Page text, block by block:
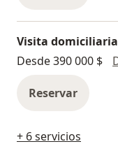
Visita
Desde 390 000 $
Reservar
+ 6 servicios